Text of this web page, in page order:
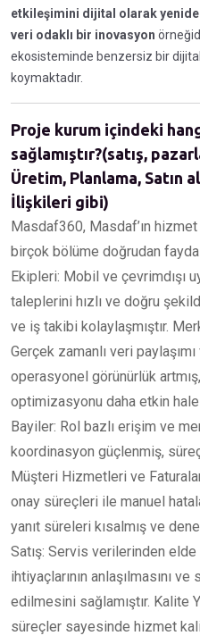
etkileşimini dijital olarak
veri odaklı bir inovasyon
ekosisteminde benzersiz bir
koymaktadır.
Proje kurum içindeki
sağlamıştır?(satış,
Üretim, Planlama, Satın
İlişkileri gibi)
Masdaf360, Masdaf’ın
birçok bölüme doğrudan fayda
Ekipleri: Mobil ve çevrimdışı
taleplerini hızlı ve doğru
ve iş takibi kolaylaşmıştır.
Gerçek zamanlı veri
operasyonel görünürlük
optimizasyonu daha etkin
Bayiler: Rol bazlı erişim ve
koordinasyon güçlenmiş,
Müşteri Hizmetleri ve
onay süreçleri ile manuel
yanıt süreleri kısalmış ve
Satış: Servis verilerinden
ihtiyaçlarının anlaşılmasını
edilmesini sağlamıştır. Kalite
süreçler sayesinde hizmet